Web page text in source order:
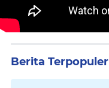
Berita Terpopuler